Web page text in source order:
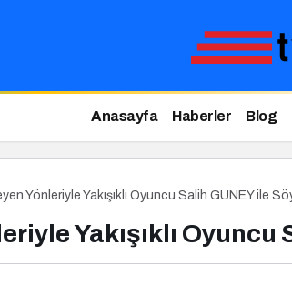
Anasayfa Haberler Blog
Yönleriyle Yakışıklı Oyuncu Salih GÜNEY ile
Yakışıklı Oyuncu